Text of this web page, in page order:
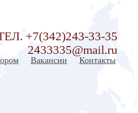
+7(342)243-33-35
2433335@mail.ru
Вакансии Контакты